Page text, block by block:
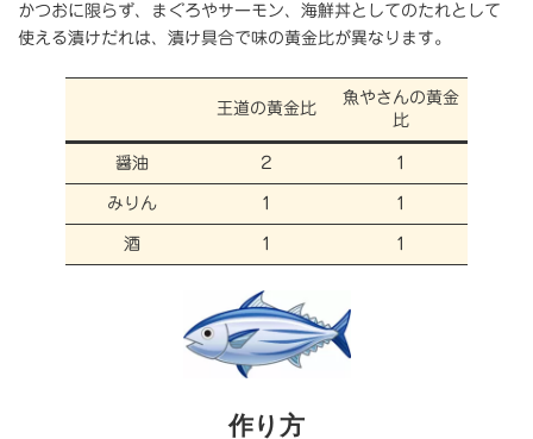
かつおに限らず、まぐろやサーモン、海鮮丼としてのたれとして
使える漬けだれは、漬け具合で味の黄金比が異なります。
王道の黄金比
魚やさんの黄金
比
醤油 ２ １
みりん １ １
酒 １ １
作り方